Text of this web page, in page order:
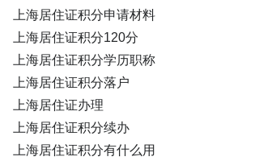
上海居住证积分申请材料
上海居住证积分120分
上海居住证积分学历职称
上海居住证积分落户
上海居住证办理
上海居住证积分续办
上海居住证积分有什么用